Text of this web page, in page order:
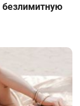
безлимитную